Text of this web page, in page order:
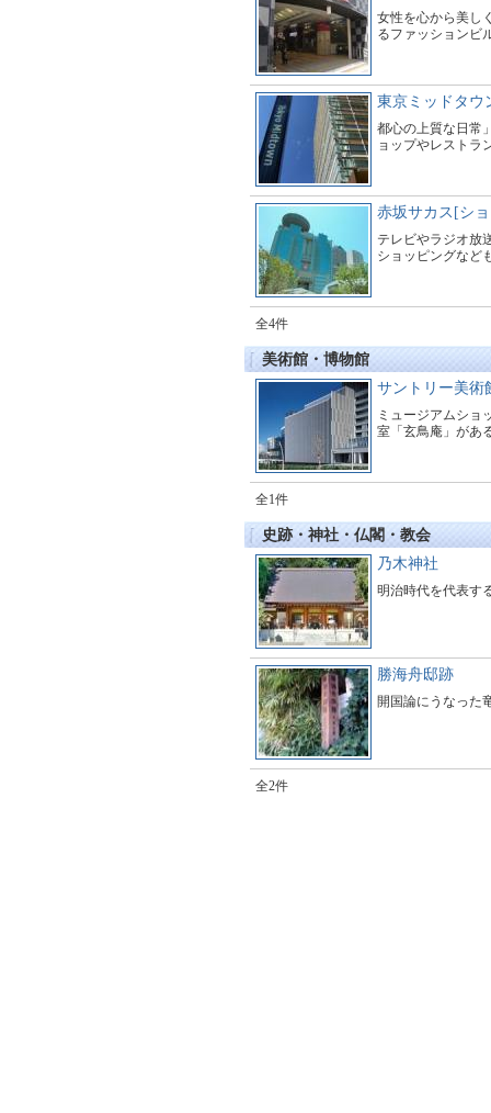
女性を心から美し
るファッションビ
東京ミッドタウ
都心の上質な日常
ョップやレストラ
赤坂サカス[シ
テレビやラジオ放
ショッピングなど
全4件
美術館・博物館
サントリー美術
ミュージアムショ
室「玄鳥庵」があ
全1件
史跡・神社・仏閣・教会
乃木神社
明治時代を代表す
勝海舟邸跡
開国論にうなった
全2件